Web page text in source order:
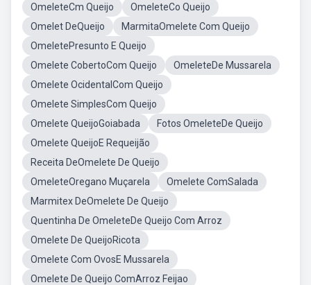
OmeleteCm Queijo
OmeleteCo Queijo
Omelet DeQueijo
MarmitaOmelete Com Queijo
OmeletePresunto E Queijo
Omelete CobertoCom Queijo
OmeleteDe Mussarela
Omelete OcidentalCom Queijo
Omelete SimplesCom Queijo
Omelete QueijoGoiabada
Fotos OmeleteDe Queijo
Omelete QueijoE Requeijão
Receita DeOmelete De Queijo
OmeleteOregano Muçarela
Omelete ComSalada
Marmitex DeOmelete De Queijo
Quentinha De OmeleteDe Queijo Com Arroz
Omelete De QueijoRicota
Omelete Com OvosE Mussarela
Omelete De Queijo ComArroz Feijao